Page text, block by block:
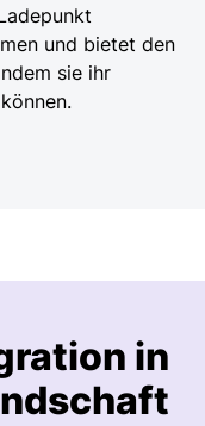
und bietet den
sie ihr
in